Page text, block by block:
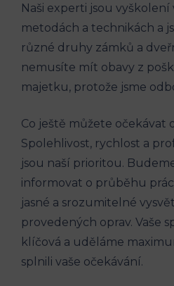
Naši experti jsou
metodách a technikách a
různé druhy zámků a
nemusíte mít obavy z
majetku, protože jsme
Co ještě můžete očekávat
Spolehlivost, rychlost a
jsou naší prioritou.
informovat o průběhu
jasné a srozumitelné
provedených oprav. Vaše
klíčová a uděláme
splnili vaše očekávání.